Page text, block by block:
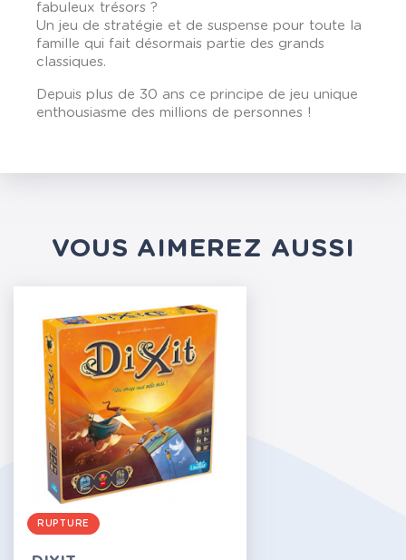
fabuleux trésors ?
Un jeu de stratégie et de suspense pour toute la
famille qui fait désormais partie des grands
classiques.
Depuis plus de 30 ans ce principe de jeu unique
enthousiasme des millions de personnes !
VOUS AIMEREZ AUSSI
RUPTURE